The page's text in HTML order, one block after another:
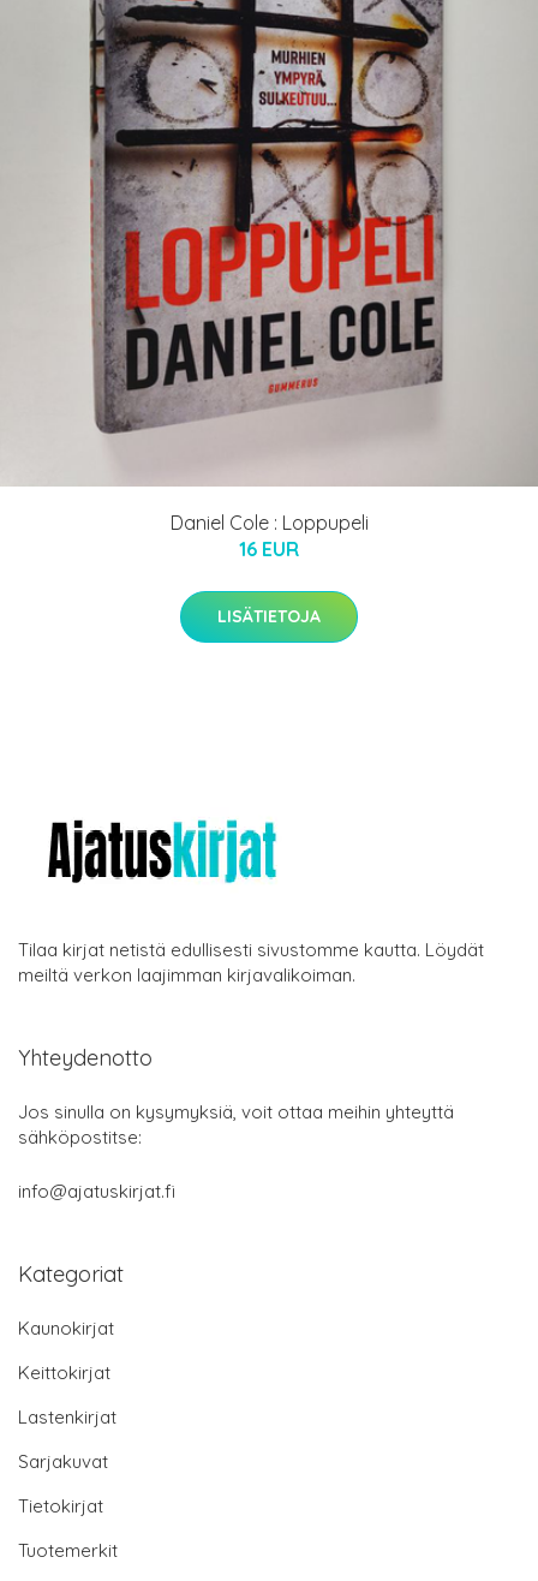
Daniel Cole : Loppupeli
16 EUR
LISÄTIETOJA
Tilaa kirjat netistä edullisesti sivustomme kautta. Löydät
meiltä verkon laajimman kirjavalikoiman.
Yhteydenotto
Jos sinulla on kysymyksiä, voit ottaa meihin yhteyttä
sähköpostitse:
info@ajatuskirjat.fi
Kategoriat
Kaunokirjat
Keittokirjat
Lastenkirjat
Sarjakuvat
Tietokirjat
Tuotemerkit